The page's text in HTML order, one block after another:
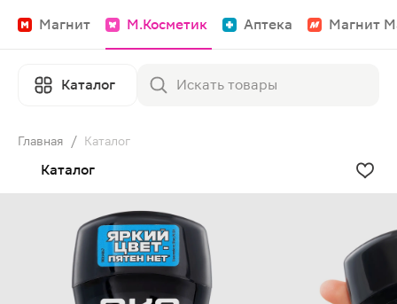
Магнит М.Косметик Аптека Магнит
Каталог
Главная / Каталог
Каталог